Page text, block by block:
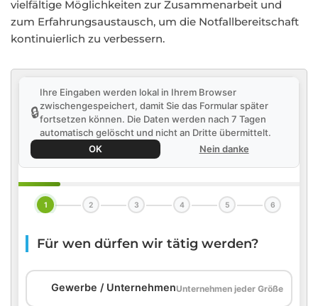
vielfältige Möglichkeiten zur Zusammenarbeit und
zum Erfahrungsaustausch, um die Notfallbereitschaft
kontinuierlich zu verbessern.
🔒
Ihre Eingaben werden lokal in Ihrem Browser
zwischengespeichert, damit Sie das Formular später
fortsetzen können. Die Daten werden nach 7 Tagen
automatisch gelöscht und nicht an Dritte übermittelt.
OK
Nein danke
1 2 3 4 5 6
Für wen dürfen wir tätig werden?
Gewerbe / UnternehmenUnternehmen jeder Größe